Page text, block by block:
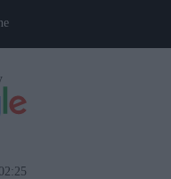
02:25